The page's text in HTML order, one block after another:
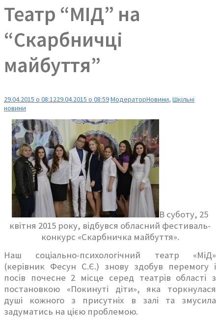
Театр “МІД” на
“Скарбничці
майбуття”
29.04.2015 о 08:1229.04.2015 о 08:59МодераторНовини, Шкільні
новини
В суботу, 25
квітня 2015 року, відбувся обласний фестиваль-
конкурс «Скарбничка майбуття».
Наш соціально-психологічний театр «МіД»
(керівник Фесун С.Є.) знову здобув перемогу і
посів почесне 2 місце серед театрів області з
постановкою «Покинуті діти», яка торкнулася
душі кожного з присутніх в залі та змусила
задуматись на цією проблемою.